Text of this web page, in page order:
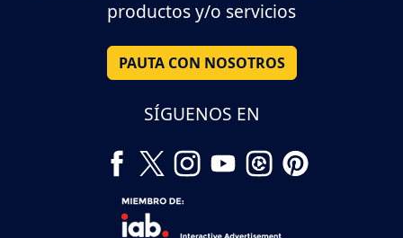
productos y/o servicios
PAUTA CON NOSOTROS
SÍGUENOS EN